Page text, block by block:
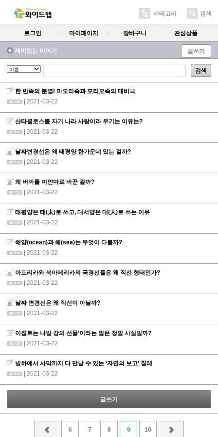
카테고리 검색
로그인 마이페이지 장바구니 관심상품
재미있는 이야기 글쓰기
검색
한 민족의 분열! 마오리족과 모리오족의 대비극
| 2021-03-22
산타클로스를 자기 나라 사람이라 우기는 이유는?
| 2021-03-22
날짜변경선은 왜 태평양 한가운데 있는 걸까?
| 2021-03-22
왜 버마를 미얀마로 바꾼 걸까?
| 2021-03-22
태평양은 태(太)로 쓰고, 대서양은 대(大)로 쓰는 이유
| 2021-03-22
해양(ocean)과 해(sea)는 무엇이 다를까?
| 2021-03-22
아프리카와 북아메리카의 국경선들은 왜 직선 형태인가?
| 2021-03-22
날짜 변경선은 왜 직선이 아닐까?
| 2021-03-22
이집트는 나일 강의 선물’이라는 말은 정말 사실일까?
| 2021-03-22
빙하에서 사막까지 다 만날 수 있는 ‘자연의 보고’ 칠레
| 2021-03-22
글쓰기
6 7 8 9 10